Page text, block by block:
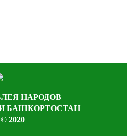
НАРОДОВ
БАШКОРТОСТАН
© 2020